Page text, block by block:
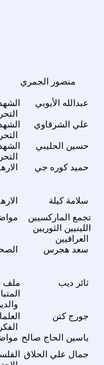
منصور الجمري
عبدالله الأيوبي
علي‮ ‬الشرقاوي
حسين الحليبي
حميد كوره جي
سلامة كيلة
تجمع الماركسيين
اللينيين الثوريين
العراقيين
سعد هجرس
ثائر ديب
جورج كتن
ياسين الحاج صالح
جمال علي الحلاق